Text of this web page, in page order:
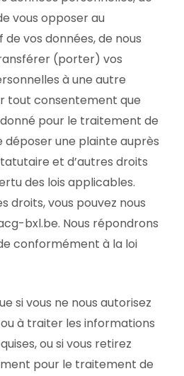
vous opposer au
vos données, de nous
(porter) vos
à une autre
tout consentement que
pour le traitement de
déposer une plainte auprès
et d’autres droits
des lois applicables.
droits, vous pouvez nous
bxl.be. Nous répondrons
conformément à la loi
si vous ne nous autorisez
à traiter les informations
ou si vous retirez
pour le traitement de